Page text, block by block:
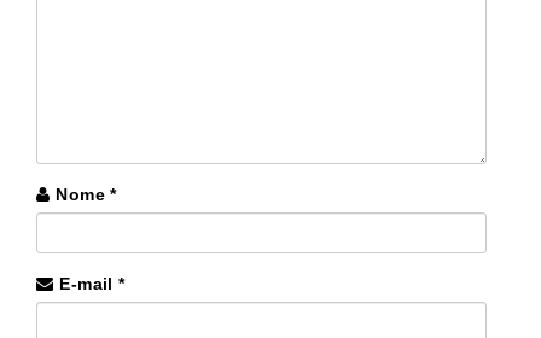
Nome *
E-mail *